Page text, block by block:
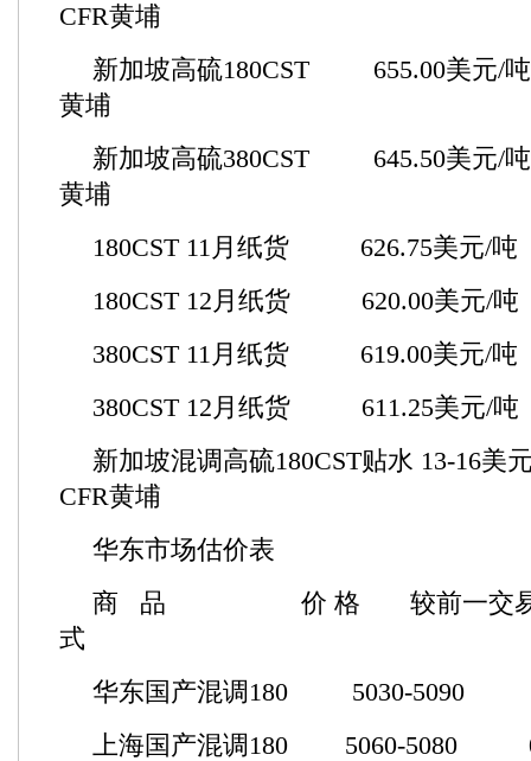
CFR黄埔
新加坡高硫180CST
黄埔
新加坡高硫380CST
黄埔
180CST 11月纸货 626.75美元
180CST 12月纸货 620.00美元
380CST 11月纸货 619.00美元
380CST 12月纸货 611.25美元/
新加坡混调高硫180CST贴水
CFR黄埔
华东市场估价表
商 品 价 格 较前一交易日
式
华东国产混调180 5030-
上海国产混调180 5060-